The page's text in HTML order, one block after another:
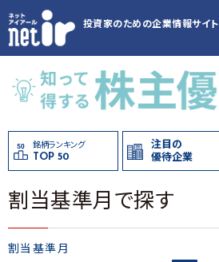
投資家のための企業情報サイト
銘柄ランキング
TOP 50
注目の
優待企業
割当基準月で探す
割当基準月